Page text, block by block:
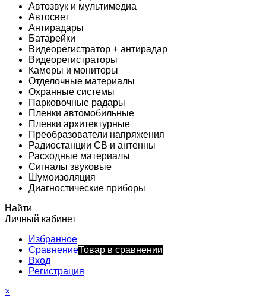
Автозвук и мультимедиа
Автосвет
Антирадары
Батарейки
Видеорегистратор + антирадар
Видеорегистраторы
Камеры и мониторы
Отделочные материалы
Охранные системы
Парковочные радары
Пленки автомобильные
Пленки архитектурные
Преобразователи напряжения
Радиостанции CB и антенны
Расходные материалы
Сигналы звуковые
Шумоизоляция
Диагностические приборы
Найти
Личный кабинет
Избранное
СравнениеТовар в сравнении
Вход
Регистрация
×